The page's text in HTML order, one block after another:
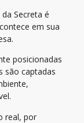
Secreta é
em sua
posicionadas
são captadas
real, por